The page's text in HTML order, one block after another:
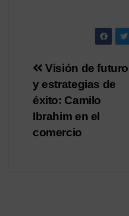
Navegación
de
entradas
Visión de futuro
y estrategias de
éxito: Camilo
Ibrahim en el
comercio